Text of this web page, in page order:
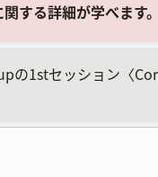
する詳細が学べます。
の1stセッション〈